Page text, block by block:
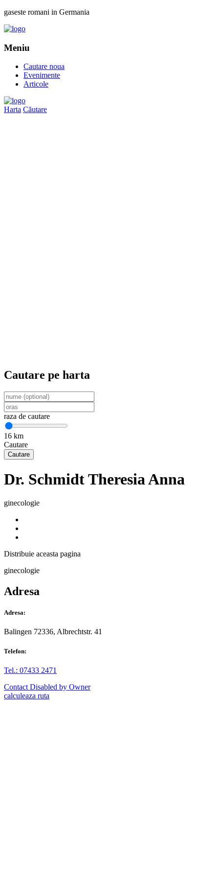
gaseste romani in Germania
Meniu
Cautare noua
Evenimente
Articole
Harta Căutare
Cautare pe harta
raza de cautare
16 km
Cautare
Dr. Schmidt Theresia Anna
ginecologie
Distribuie aceasta pagina
ginecologie
Adresa
Adresa:
Balingen 72336, Albrechtstr. 41
Telefon:
Tel.: 07433 2471
Contact Disabled by Owner
calculeaza ruta